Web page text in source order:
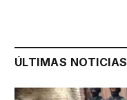
ÚLTIMAS NOTICIAS